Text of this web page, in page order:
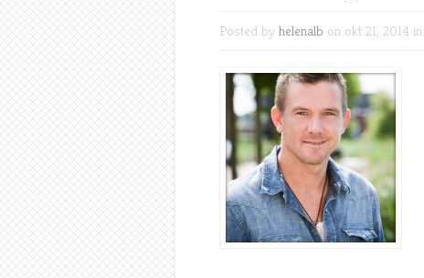
Posted by helenalb on okt 21, 2014 in